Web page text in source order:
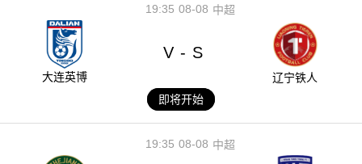
08-08
19:35 中超
大连英博
V - S
辽宁铁人
即将开始
08-08
19:35 中超